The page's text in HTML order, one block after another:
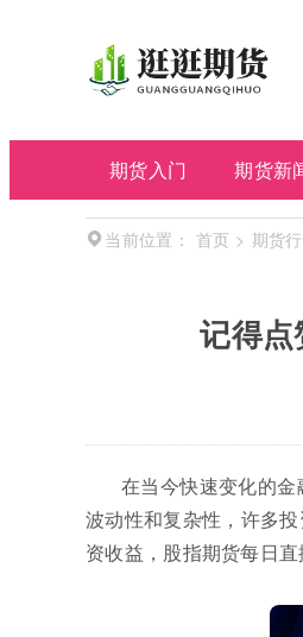
期货入门 期货新
当前位置： 首页 > 期货
记得
在当今快速变化的
波动性和复杂性，许多
资收益，股指期货每日